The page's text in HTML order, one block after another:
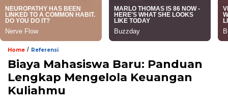
Home / Referensi
Biaya Mahasiswa Baru: Panduan
Lengkap Mengelola Keuangan
Kuliahmu